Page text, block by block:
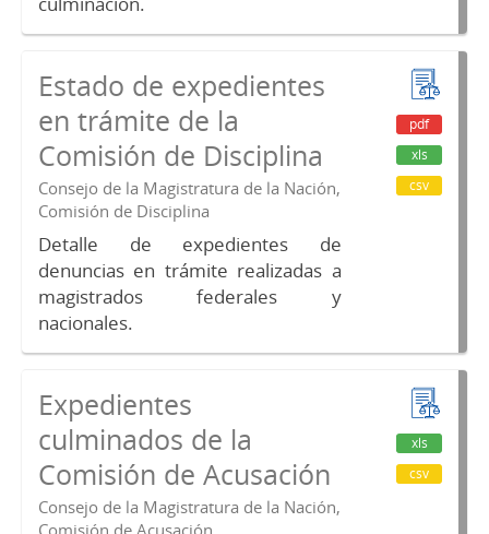
Estado de expedientes
en trámite de la
Comisión de Disciplina
Consejo de la Magistratura de la Nación,
Comisión de Disciplina
Detalle de expedientes de
denuncias en trámite realizadas a
magistrados federales y
nacionales.
pdf
xls
csv
Expedientes
culminados de la
Comisión de Acusación
Consejo de la Magistratura de la Nación,
xls
csv